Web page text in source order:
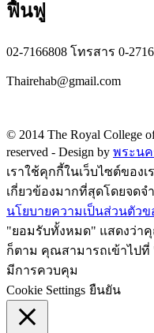
ฟื้นฟู
02-7166808 โทรสาร 0-
Thairehab@gmail.com
© 2014 The Royal College
reserved - Design by พระน
เราใช้คุกกี้ในเว็บไซต์ของ
เกี่ยวข้องมากที่สุดโดยจด
นโยบายความเป็นส่วนตัวข
"ยอมรับทั้งหมด" แสดงว่า
ก็ตาม คุณสามารถเข้าไป
มีการควบคุม
Cookie Settings ยืนยัน